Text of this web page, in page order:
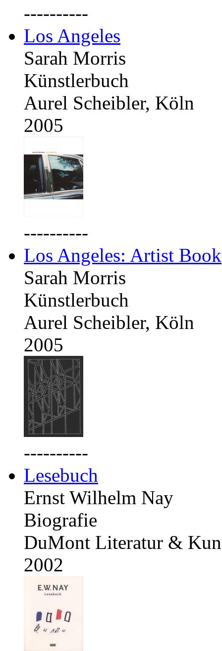
----------
Los Angeles
Sarah Morris
Künstlerbuch
Aurel Scheibler, Köln
2005
----------
Los Angeles: Artist Book
Sarah Morris
Künstlerbuch
Aurel Scheibler, Köln
2005
----------
Lesebuch
Ernst Wilhelm Nay
Biografie
DuMont Literatur &
2002